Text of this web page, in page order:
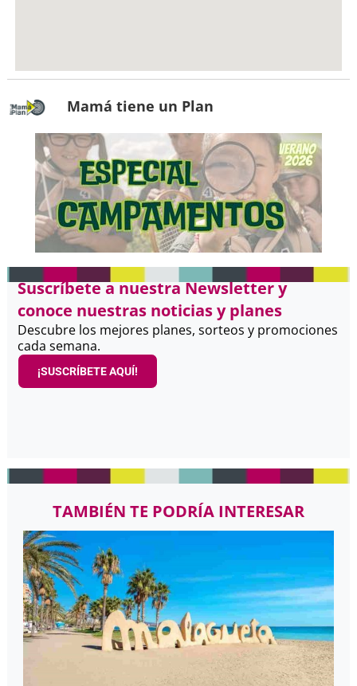
Mamá tiene un Plan
Suscríbete a nuestra Newsletter y
conoce nuestras noticias y planes
Descubre los mejores planes, sorteos y promociones
cada semana.
¡SUSCRÍBETE AQUÍ!
TAMBIÉN TE PODRÍA INTERESAR